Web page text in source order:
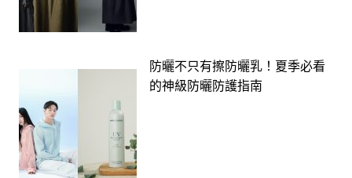
防曬不只有擦防曬乳！夏季必看
的神級防曬防護指南